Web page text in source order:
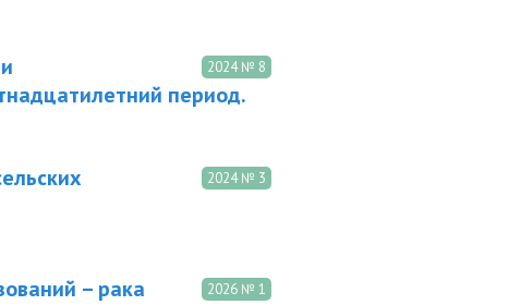
2024 № 8
период.
2024 № 3
2026 № 1
– рака